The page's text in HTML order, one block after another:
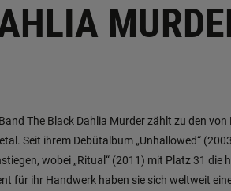
The Black Dahlia Murder zählt zu den
Seit ihrem Debütalbum „Unhallowed“
wobei „Ritual“ (2011) mit Platz 31
für ihr Handwerk haben sie sich weltweit